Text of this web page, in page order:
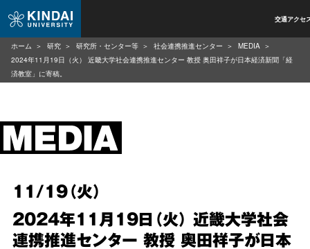
交通アクセ
11/19（火）
2024年11月19日（火） 近畿大学社会
連携推進センター 教授 奥田祥子が日本
ホーム 研究 研究所・センター等 社会連携推進センター
MEDIA
2024年11月19日（火） 近畿大学社会連携推進センター 教授 奥田祥子が日本経済新聞「経
済教室」に寄稿。